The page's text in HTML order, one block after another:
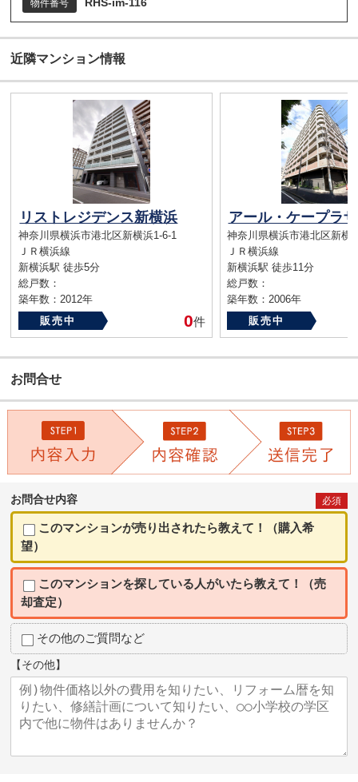
物件番号 RHS-im-116
近隣マンション情報
リストレジデンス新横浜
神奈川県横浜市港北区新横浜1-6-1
ＪＲ横浜線
新横浜駅 徒歩5分
総戸数：
築年数：2012年
販売中
0件
アール・ケープラ
神奈川県横浜市港北区新横
ＪＲ横浜線
新横浜駅 徒歩11分
総戸数：
築年数：2006年
販売中
お問合せ
お問合せ内容 必須
このマンションが売り出されたら教えて！（購入希
望）
このマンションを探している人がいたら教えて！（売
却査定）
その他のご質問など
【その他】